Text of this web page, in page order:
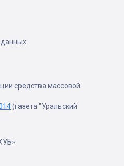
средства массовой
(газета "Уральский